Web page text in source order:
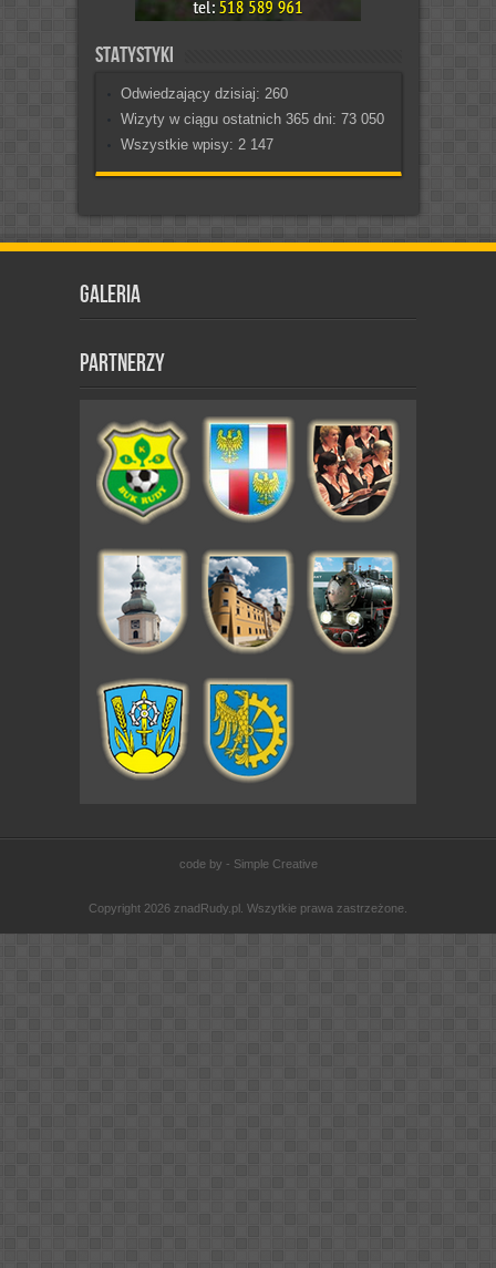
Statystyki
Odwiedzający dzisiaj: 260
Wizyty w ciągu ostatnich 365 dni: 73 050
Wszystkie wpisy: 2 147
Galeria
Partnerzy
code by - Simple Creative
Copyright 2026 znadRudy.pl. Wszytkie prawa zastrzeżone.